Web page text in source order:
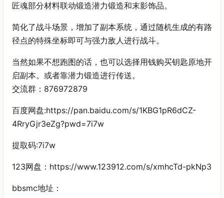
匠魂部分材料联动锻造潜力锻造和末影饰品。
简化了战斗场景，增加了副本系统，通过随机生成的有路
径点的特殊坐标即可与强力敌人进行战斗。
当然如果不想跑图的话，也可以选择用钱购买钥匙原地开
启副本。或者靠潜力锻造进行传送。
交流群：876972879
百度网盘:https://pan.baidu.com/s/1KBG1pR6dCZ-
4RryGjr3eZg?pwd=7i7w
提取码:7i7w
123网盘：https://www.123912.com/s/xmhcTd-pkNp3
bbsmc地址：